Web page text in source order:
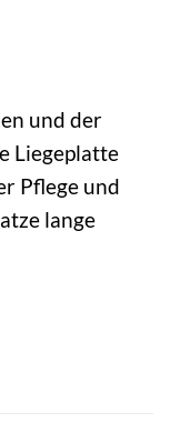
und der
Liegeplatte
Pflege und
lange